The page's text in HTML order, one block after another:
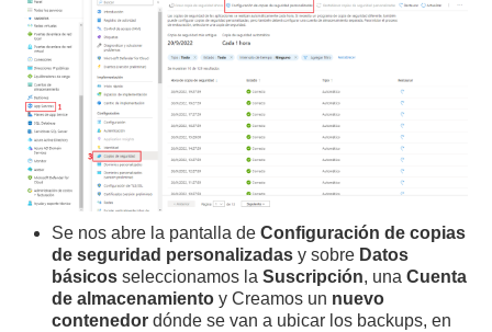
Se nos abre la pantalla deConfiguración de copias
de seguridad personalizadasy sobre Datos
básicosseleccionamos laSuscripción, unaCuenta
de almacenamiento y Creamos un nuevo
contenedor dónde se van a ubicar los backups, en